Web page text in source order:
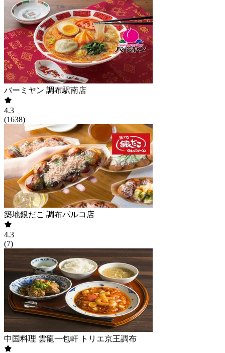
バーミヤン 調布駅南店
4.3
(1638)
築地銀だこ 調布パルコ店
4.3
(7)
中国料理 雲龍一包軒 トリエ京王調布